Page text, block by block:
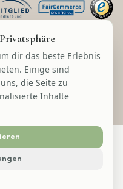
dir das beste Erlebnis
Einige sind
die Seite zu
Inhalte
Versandkosten und ggf.